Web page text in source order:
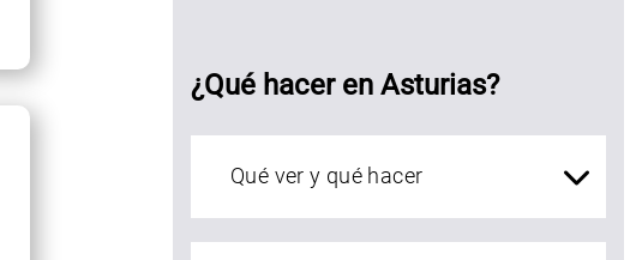
¿Qué hacer en Asturias?